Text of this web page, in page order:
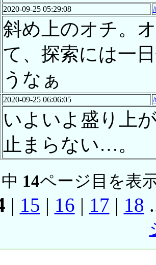
2020-09-25 05:29:08
斜め上のオチ。
て、探索には一
うなぁ
2020-09-25 06:06:05
いよいよ盛り上
止まらない…。
14ページ目を表
| 15 | 16 | 17 | 18